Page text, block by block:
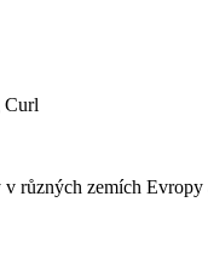
Curl
různých zemích Evropy